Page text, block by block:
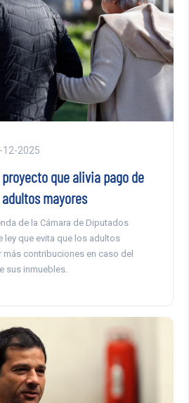
12-2025
que alivia pago de
mayores
de la Cámara de Diputados
ley que evita que los adultos
más contribuciones en caso del
sus inmuebles.